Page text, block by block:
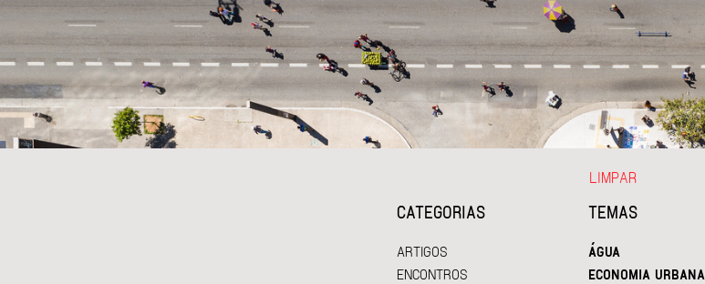
CATEGORIAS
ARTIGOS
ENCONTROS
TEMAS
ÁGUA
ECONOMIA URBANA
LIMPAR